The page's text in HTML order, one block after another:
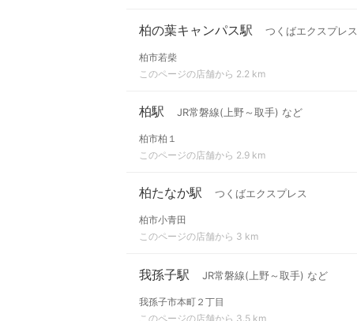
柏の葉キャンパス駅 つくばエクスプレス
柏市若柴
このページの店舗から 2.2 km
柏駅 JR常磐線(上野～取手) など
柏市柏１
このページの店舗から 2.9 km
柏たなか駅 つくばエクスプレス
柏市小青田
このページの店舗から 3 km
我孫子駅 JR常磐線(上野～取手) など
我孫子市本町２丁目
このページの店舗から 3.5 km